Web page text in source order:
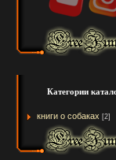
Категории
книги о собаках [2]